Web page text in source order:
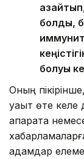
болды,
болуы
Оның
уақыт өте келе
ақпаратқа
адамдар